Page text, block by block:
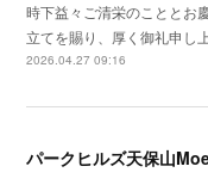
時下益々ご清栄のこととお
立てを賜り、厚く御礼申し
2026.04.27 09:16
パークヒルズ天保山